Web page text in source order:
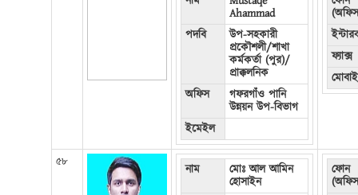
Ahammad
পদবি
উপ-সহকারী
প্রকৌশলী/শাখা
কর্মকর্তা (পুর)/
প্রাক্কলনিক
অফিস
গফরগাঁও পানি
উন্নয়ন উপ-বিভাগ
ইমেইল
ফ্যাক্স
৫৮ নাম
মোঃ আল আমিন
হোসাইন
ফোন